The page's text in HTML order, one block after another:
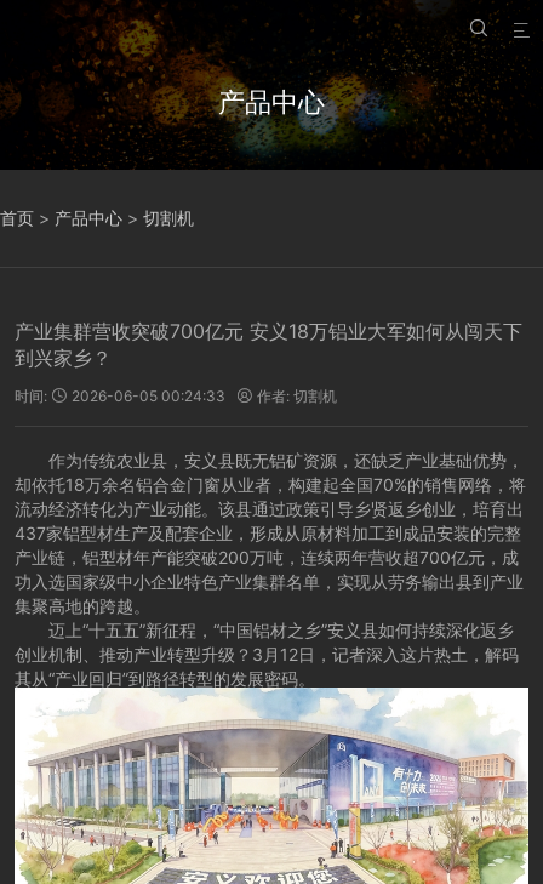


产品中心
首页 > 产品中心 > 切割机
产业集群营收突破700亿元 安义18万铝业大军如何从闯天下
到兴家乡？
时间:  2026-06-05 00:24:33  作者: 切割机
作为传统农业县，安义县既无铝矿资源，还缺乏产业基础优势，
却依托18万余名铝合金门窗从业者，构建起全国70%的销售网络，将
流动经济转化为产业动能。该县通过政策引导乡贤返乡创业，培育出
437家铝型材生产及配套企业，形成从原材料加工到成品安装的完整
产业链，铝型材年产能突破200万吨，连续两年营收超700亿元，成
功入选国家级中小企业特色产业集群名单，实现从劳务输出县到产业
集聚高地的跨越。
迈上“十五五”新征程，“中国铝材之乡”安义县如何持续深化返乡
创业机制、推动产业转型升级？3月12日，记者深入这片热土，解码
其从“产业回归”到路径转型的发展密码。